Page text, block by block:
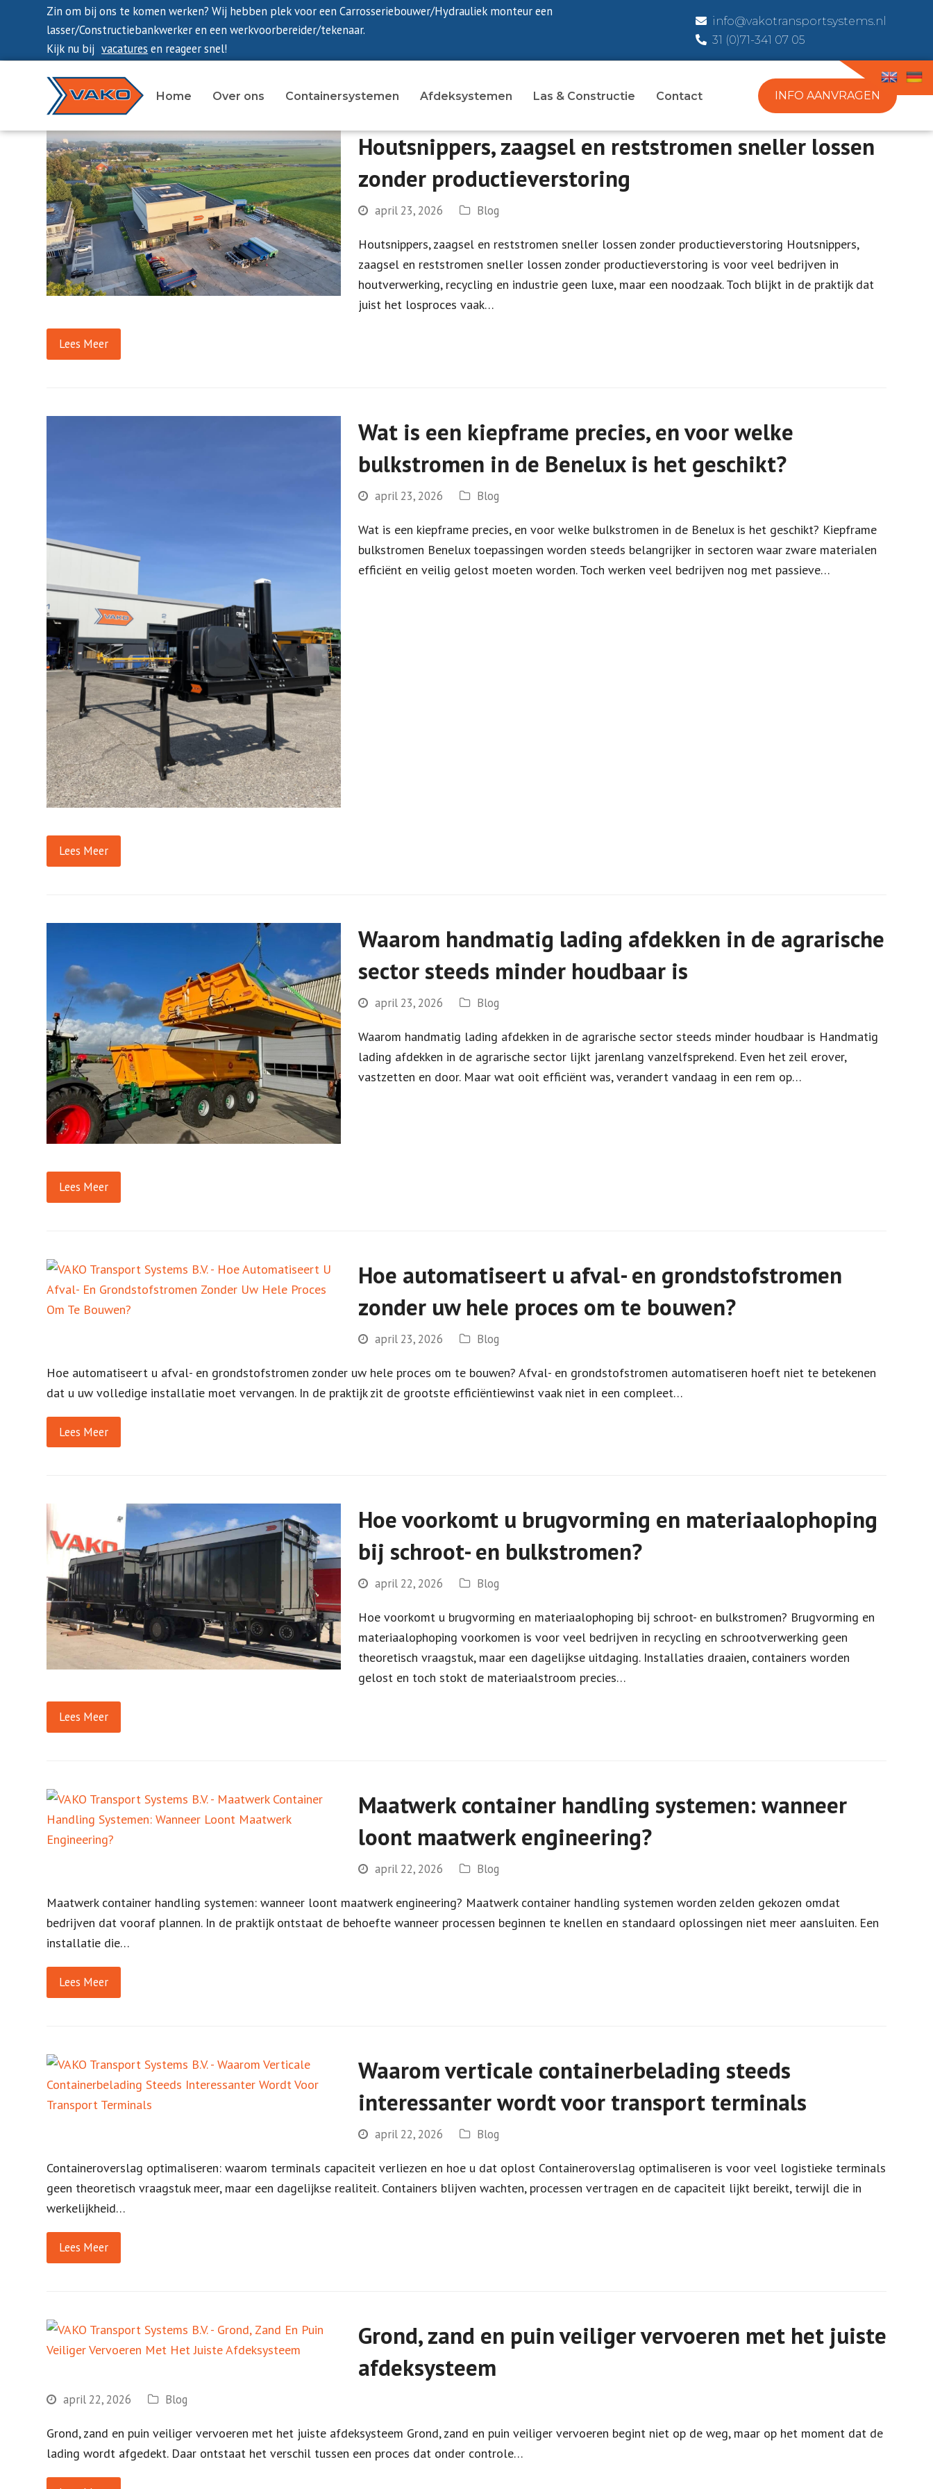
Zin om bij ons te komen werken? Wij hebben plek voor een Carrosseriebouwer/Hydrauliek monteur een
lasser/Constructiebankwerker en een werkvoorbereider/tekenaar.
Kijk nu bij vacatures en reageer snel!
info@vakotransportsystems.nl
31 (0)71-341 07 05
Home Over ons Containersystemen Afdeksystemen Las & Constructie Contact INFO AANVRAGEN
Houtsnippers, zaagsel en reststromen sneller lossen
zonder productieverstoring
april 23, 2026 Blog
Houtsnippers, zaagsel en reststromen sneller lossen zonder productieverstoring Houtsnippers,
zaagsel en reststromen sneller lossen zonder productieverstoring is voor veel bedrijven in
houtverwerking, recycling en industrie geen luxe, maar een noodzaak. Toch blijkt in de praktijk dat
juist het losproces vaak…
Lees Meer
Wat is een kiepframe precies, en voor welke
bulkstromen in de Benelux is het geschikt?
april 23, 2026 Blog
Wat is een kiepframe precies, en voor welke bulkstromen in de Benelux is het geschikt? Kiepframe
bulkstromen Benelux toepassingen worden steeds belangrijker in sectoren waar zware materialen
efficiënt en veilig gelost moeten worden. Toch werken veel bedrijven nog met passieve…
Lees Meer
Waarom handmatig lading afdekken in de agrarische
sector steeds minder houdbaar is
april 23, 2026 Blog
Waarom handmatig lading afdekken in de agrarische sector steeds minder houdbaar is Handmatig
lading afdekken in de agrarische sector lijkt jarenlang vanzelfsprekend. Even het zeil erover,
vastzetten en door. Maar wat ooit efficiënt was, verandert vandaag in een rem op…
Lees Meer
Hoe automatiseert u afval- en grondstofstromen
zonder uw hele proces om te bouwen?
april 23, 2026 Blog
Hoe automatiseert u afval- en grondstofstromen zonder uw hele proces om te bouwen? Afval- en grondstofstromen automatiseren hoeft niet te betekenen
dat u uw volledige installatie moet vervangen. In de praktijk zit de grootste efficiëntiewinst vaak niet in een compleet…
Lees Meer
Hoe voorkomt u brugvorming en materiaalophoping
bij schroot- en bulkstromen?
april 22, 2026 Blog
Hoe voorkomt u brugvorming en materiaalophoping bij schroot- en bulkstromen? Brugvorming en
materiaalophoping voorkomen is voor veel bedrijven in recycling en schrootverwerking geen
theoretisch vraagstuk, maar een dagelijkse uitdaging. Installaties draaien, containers worden
gelost en toch stokt de materiaalstroom precies…
Lees Meer
Maatwerk container handling systemen: wanneer
loont maatwerk engineering?
april 22, 2026 Blog
Maatwerk container handling systemen: wanneer loont maatwerk engineering? Maatwerk container handling systemen worden zelden gekozen omdat
bedrijven dat vooraf plannen. In de praktijk ontstaat de behoefte wanneer processen beginnen te knellen en standaard oplossingen niet meer aansluiten. Een
installatie die…
Lees Meer
Waarom verticale containerbelading steeds
interessanter wordt voor transport terminals
april 22, 2026 Blog
Containeroverslag optimaliseren: waarom terminals capaciteit verliezen en hoe u dat oplost Containeroverslag optimaliseren is voor veel logistieke terminals
geen theoretisch vraagstuk meer, maar een dagelijkse realiteit. Containers blijven wachten, processen vertragen en de capaciteit lijkt bereikt, terwijl die in
werkelijkheid…
Lees Meer
Grond, zand en puin veiliger vervoeren met het juiste
afdeksysteem
april 22, 2026 Blog
Grond, zand en puin veiliger vervoeren met het juiste afdeksysteem Grond, zand en puin veiliger vervoeren begint niet op de weg, maar op het moment dat de
lading wordt afgedekt. Daar ontstaat het verschil tussen een proces dat onder controle…